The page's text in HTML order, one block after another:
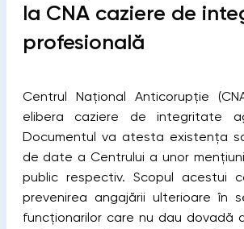
la CNA caziere de
profesională
Centrul Naţional Anticorupţie
elibera caziere de integritate
Documentul va atesta existenţa
de date a Centrului a unor
public respectiv. Scopul acestui
prevenirea angajării ulterioare în
funcţionarilor care nu dau dovadă